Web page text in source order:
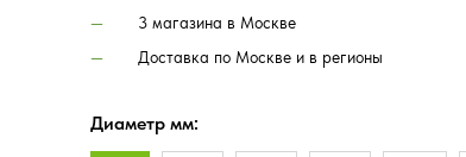
3 магазина в Москве
Доставка по Москве и в регионы
Диаметр мм: